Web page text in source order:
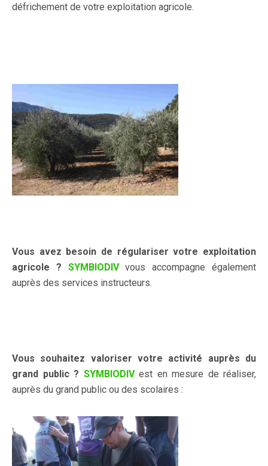
défrichement de votre exploitation agricole.
Vous avez besoin de régulariser votre exploitation
agricole ?
SYMBIODIVvous accompagne également
auprès des services instructeurs.
Vous souhaitez valoriser votre activité auprès du
grand public ? SYMBIODIVest en mesure de réaliser,
auprès du grand public ou des scolaires :